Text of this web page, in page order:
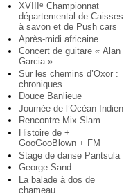
XVIII
e Championnat
départemental de Caisses
à savon et de Push cars
Après-midi africaine
Concert de guitare « Alan
Garcia »
Sur les chemins d’Oxor :
chroniques
Douce Banlieue
Journée de l’Océan Indien
Rencontre Mix Slam
Histoire de +
GooGooBlown + FM
Stage de danse Pantsula
George Sand
La balade à dos de
chameau